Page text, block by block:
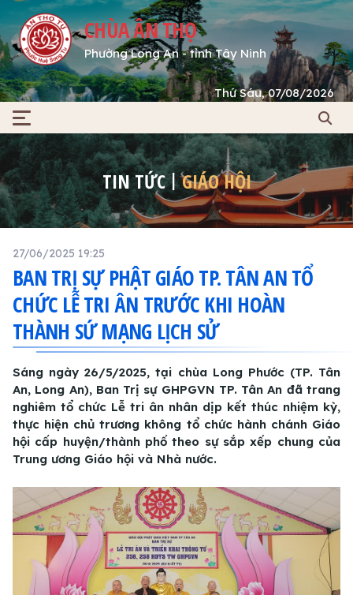
CHÙA ÂN THỌ
Phường Long An - tỉnh Tây Ninh
Thứ Sáu, 07/08/2026
TIN TỨC GIÁO HỘI
27/06/2025 19:25
BAN TRỊ SỰ PHẬT GIÁO TP. TÂN AN TỔ
CHỨC LỄ TRI ÂN TRƯỚC KHI HOÀN
THÀNH SỨ MẠNG LỊCH SỬ
Sáng ngày 26/5/2025, tại chùa Long Phước (TP. Tân
An, Long An), Ban Trị sự GHPGVN TP. Tân An đã trang
nghiêm tổ chức Lễ tri ân nhân dịp kết thúc nhiệm kỳ,
thực hiện chủ trương không tổ chức hành chánh Giáo
hội cấp huyện/thành phố theo sự sắp xếp chung của
Trung ương Giáo hội và Nhà nước.